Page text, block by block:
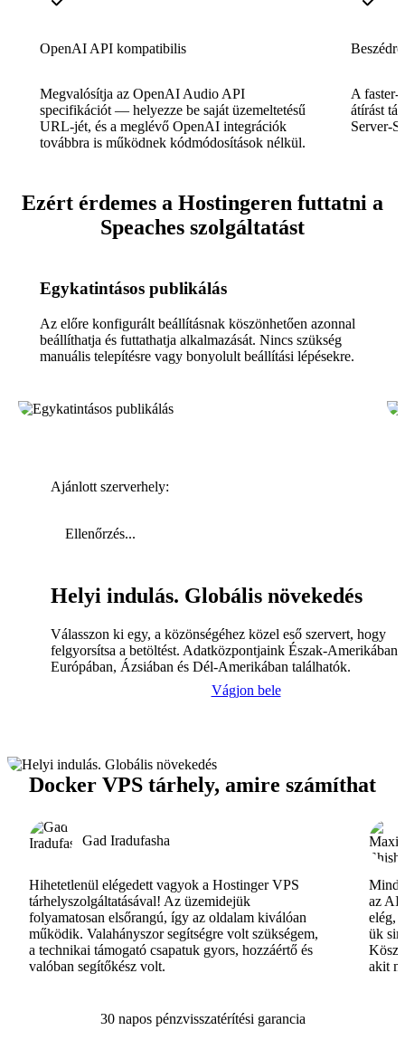
OpenAI API kompatibilis
Megvalósítja az OpenAI Audio API
specifikációt — helyezze be saját üzemeltetésű
URL-jét, és a meglévő OpenAI integrációk
továbbra is működnek kódmódosítások nélkül.
A faster-
átírást
Server-
Ezért érdemes a Hostingeren futtatni a
Speaches szolgáltatást
Egykatintásos publikálás
Az előre konfigurált beállításnak köszönhetően azonnal
beállíthatja és futtathatja alkalmazását. Nincs szükség
manuális telepítésre vagy bonyolult beállítási lépésekre.
Ajánlott szerverhely:
Ellenőrzés...
Helyi indulás. Globális növekedés
Válasszon ki egy, a közönségéhez közel eső szervert, hogy
felgyorsítsa a betöltést. Adatközpontjaink Észak-Amerikában,
Európában, Ázsiában és Dél-Amerikában találhatók.
Vágjon bele
Docker VPS tárhely, amire számíthat
Gad Iradufasha
Hihetetlenül elégedett vagyok a Hostinger VPS
tárhelyszolgáltatásával! Az üzemidejük
folyamatosan elsőrangú, így az oldalam kiválóan
működik. Valahányszor segítségre volt szükségem,
a technikai támogató csapatuk gyors, hozzáértő és
valóban segítőkész volt.
az AI-
elég,
ük
akit
30 napos pénzvisszatérítési garancia